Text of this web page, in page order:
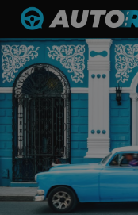
Autonieuws
Podcast
Autotests
Automerken
Adverteren
Contact